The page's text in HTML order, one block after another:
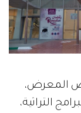
المعرض،
التراثية،